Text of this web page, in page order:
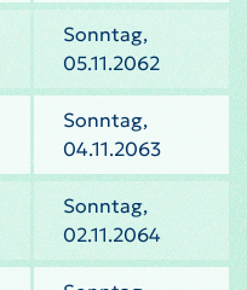
Sonntag,
05.11.2062
Sonntag,
04.11.2063
Sonntag,
02.11.2064